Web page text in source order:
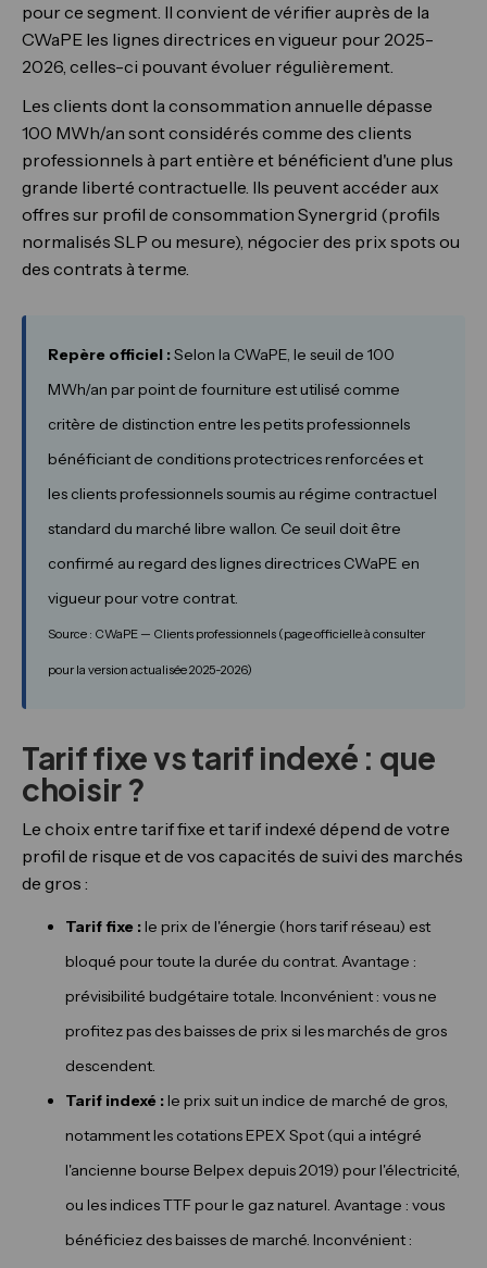
pour ce segment. Il convient de vérifier auprès de la
CWaPE les lignes directrices en vigueur pour 2025-
2026, celles-ci pouvant évoluer régulièrement.
Les clients dont la consommation annuelle dépasse
100 MWh/an sont considérés comme des clients
professionnels à part entière et bénéficient d'une plus
grande liberté contractuelle. Ils peuvent accéder aux
offres sur profil de consommation Synergrid (profils
normalisés SLP ou mesure), négocier des prix spots ou
des contrats à terme.
Repère officiel :Selon la CWaPE, le seuil de 100
MWh/an par point de fourniture est utilisé comme
critère de distinction entre les petits professionnels
bénéficiant de conditions protectrices renforcées et
les clients professionnels soumis au régime contractuel
standard du marché libre wallon. Ce seuil doit être
confirmé au regard des lignes directrices CWaPE en
vigueur pour votre contrat.
Source : CWaPE — Clients professionnels (page officielle à consulter
pour la version actualisée 2025-2026)
Tarif fixe vs tarif indexé : que
choisir ?
Le choix entre tarif fixe et tarif indexé dépend de votre
profil de risque et de vos capacités de suivi des marchés
de gros :
Tarif fixe : le prix de l'énergie (hors tarif réseau) est
bloqué pour toute la durée du contrat. Avantage :
prévisibilité budgétaire totale. Inconvénient : vous ne
profitez pas des baisses de prix si les marchés de gros
descendent.
Tarif indexé : le prix suit un indice de marché de gros,
notamment les cotations EPEX Spot (qui a intégré
l'ancienne bourse Belpex depuis 2019) pour l'électricité,
ou les indices TTF pour le gaz naturel. Avantage : vous
bénéficiez des baisses de marché. Inconvénient :